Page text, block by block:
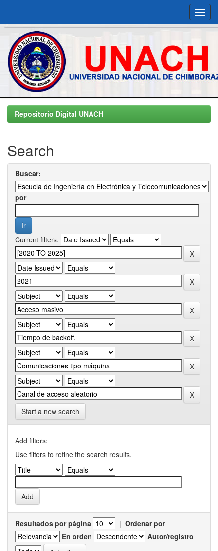
Skip
navigationRepositorio Digital UNACH
Search
Buscar:
por
Current filters:
Start a new search
Add filters:
Use filters to refine the search results.
Resultados por página | Ordenar por
En orden
Autor/registro